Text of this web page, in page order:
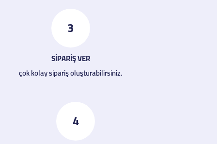
3
SİPARİŞ VER
çok kolay sipariş oluşturabilirsiniz.
4